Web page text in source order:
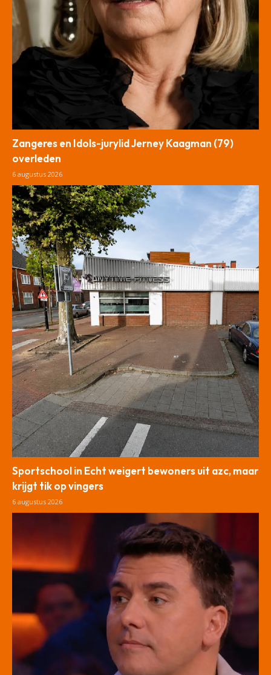
Zangeres en Idols-jurylid Jerney Kaagman (79)
overleden
6 augustus 2026
Sportschool in Echt weigert bewoners uit azc, maar
krijgt tik op vingers
6 augustus 2026